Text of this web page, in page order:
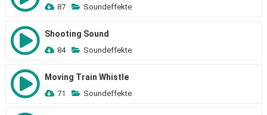
87 Soundeffekte
Shooting Sound
84 Soundeffekte
Moving Train Whistle
71 Soundeffekte